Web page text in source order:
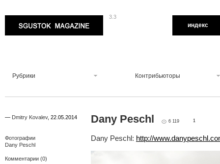
3.3
индекс
Рубрики Контрибьюторы
— Dmitry Kovalev, 22.05.2014
Фотографии
Dany Peschl
Комментарии (0)
Dany Peschl 6 119 1
Dany Peschl: http://